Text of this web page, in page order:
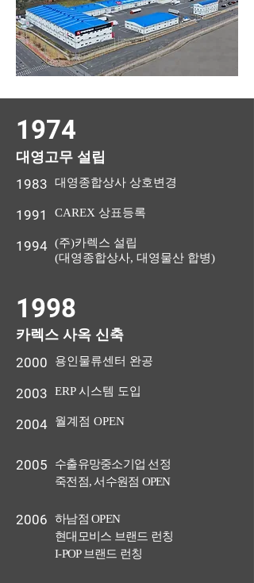
1974
대영고무 설립
1983
1991
1994
대영종합상사 상호변경
CAREX 상표등록
(주)카렉스 설립
(대영종합상사, 대영물산 합병)
1998
카렉스 사옥 신축
2000
2003
2004
용인물류센터 완공
ERP 시스템 도입
월계점 OPEN
2005 수출유망중소기업 선정
죽전점, 서수원점 OPEN
2006
하남점 OPEN
현대모비스 브랜드 런칭
I-POP 브랜드 런칭